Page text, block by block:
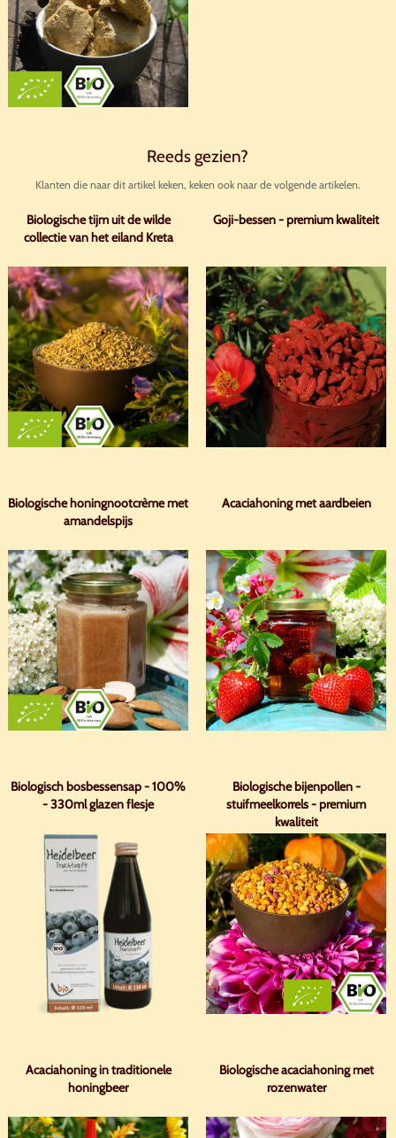
Reeds gezien?
Klanten die naar dit artikel keken, keken ook naar de volgende artikelen.
Biologische tijm uit de wilde
collectie van het eiland Kreta
Goji-bessen - premium kwaliteit
Biologische honingnootcrème met
amandelspijs
Acaciahoning met aardbeien
Biologisch bosbessensap - 100%
- 330ml glazen flesje
Biologische bijenpollen -
stuifmeelkorrels - premium
kwaliteit
Acaciahoning in traditionele
honingbeer
Biologische acaciahoning met
rozenwater